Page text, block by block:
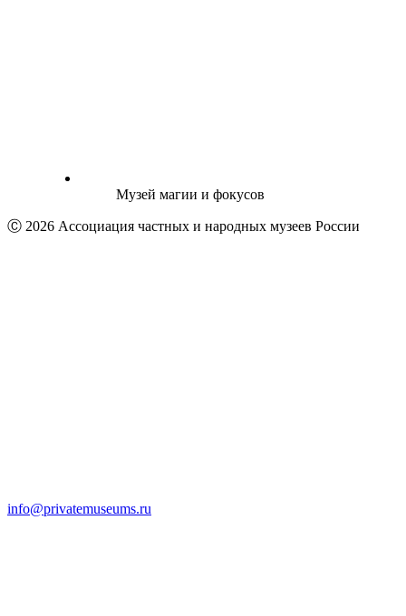
Музей магии и фокусов
Ⓒ 2026 Ассоциация частных и народных музеев России
info@privatemuseums.ru